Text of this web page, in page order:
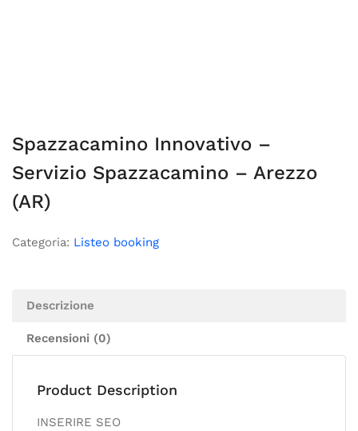
Spazzacamino Innovativo –
Servizio Spazzacamino – Arezzo
(AR)
Categoria: Listeo booking
Descrizione
Recensioni (0)
Product Description
INSERIRE SEO